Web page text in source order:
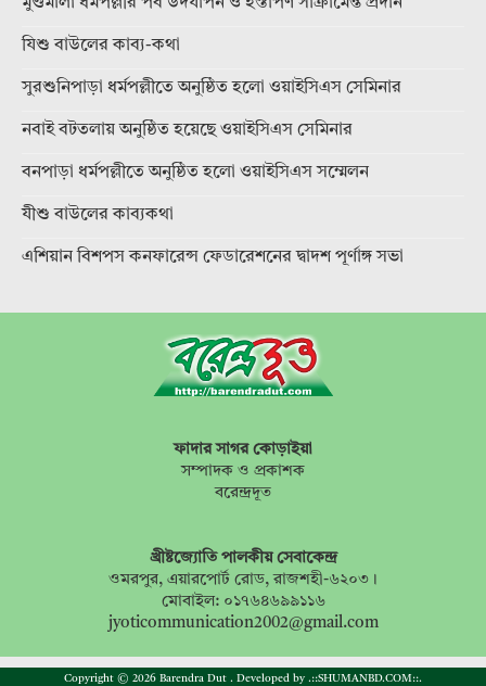
যিশু বাউলের কাব্য-কথা
সুরশুনিপাড়া ধর্মপল্লীতে অনুষ্ঠিত হলো ওয়াইসিএস সেমিনার
নবাই বটতলায় অনুষ্ঠিত হয়েছে ওয়াইসিএস সেমিনার
বনপাড়া ধর্মপল্লীতে অনুষ্ঠিত হলো ওয়াইসিএস সম্মেলন
যীশু বাউলের কাব্যকথা
এশিয়ান বিশপস কনফারেন্স ফেডারেশনের দ্বাদশ পূর্ণাঙ্গ সভা
ফাদার সাগর কোড়াইয়া
সম্পাদক ও প্রকাশক
বরেন্দ্রদূত
খ্রীষ্টজ্যোতি পালকীয় সেবাকেন্দ্র
ওমরপুর, এয়ারপোর্ট রোড, রাজশহী-৬২০৩।
মোবাইল: ০১৭৬৪৬৯৯১১৬
jyoticommunication2002@gmail.com
Copyright © 2026 Barendra Dut . Developed by .::SHUMANBD.COM::.